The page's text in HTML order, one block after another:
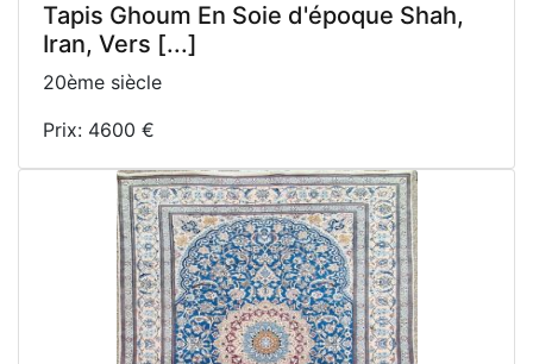
Tapis Ghoum En Soie d'époque Shah,
Iran, Vers [...]
20ème siècle
Prix: 4600 €